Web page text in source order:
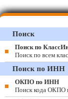
Поиск
Поиск по
Поиск по всем
Поиск по ИНН
ОКПО по ИНН
Поиск кода